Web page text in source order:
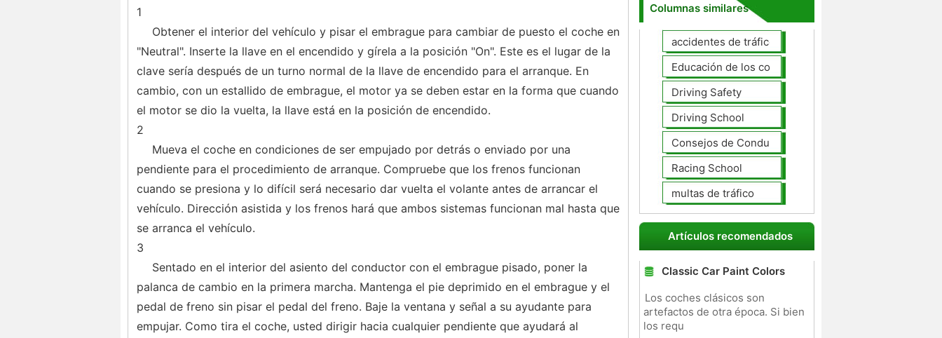
1
Obtener el interior del vehículo y pisar el embrague para cambiar de puesto el coche en
"Neutral". Inserte la llave en el encendido y gírela a la posición "On". Este es el lugar de la
clave sería después de un turno normal de la llave de encendido para el arranque. En
cambio, con un estallido de embrague, el motor ya se deben estar en la forma que cuando
el motor se dio la vuelta, la llave está en la posición de encendido.
2
Mueva el coche en condiciones de ser empujado por detrás o enviado por una
pendiente para el procedimiento de arranque. Compruebe que los frenos funcionan
cuando se presiona y lo difícil será necesario dar vuelta el volante antes de arrancar el
vehículo. Dirección asistida y los frenos hará que ambos sistemas funcionan mal hasta que
se arranca el vehículo.
3
Sentado en el interior del asiento del conductor con el embrague pisado, poner la
palanca de cambio en la primera marcha. Mantenga el pie deprimido en el embrague y el
pedal de freno sin pisar el pedal del freno. Baje la ventana y señal a su ayudante para
empujar. Como tira el coche, usted dirigir hacia cualquier pendiente que ayudará al
Columnas similares
accidentes de tráfico
Educación de los conductores
Driving Safety
Driving School
Consejos de Conducción
Racing School
multas de tráfico
Artículos recomendados
Classic Car Paint Colors
Los coches clásicos son
artefactos de otra época. Si bien
los requ